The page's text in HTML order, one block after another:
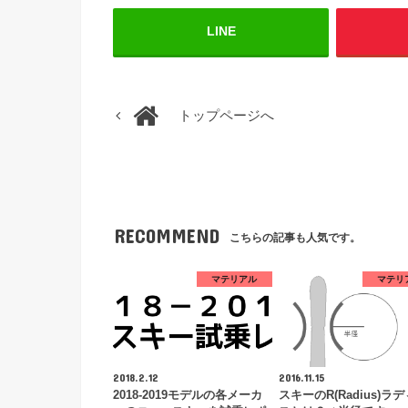
LINE
トップページへ
RECOMMEND こちらの記事も人気です。
マテリアル
2018.2.12
2018-2019モデルの各メーカ
マテリ
2016.11.15
スキーのR(Radius)ラデ